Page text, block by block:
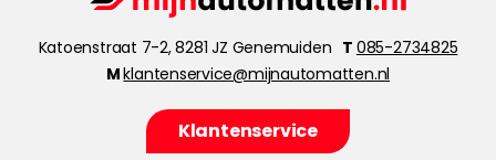
Katoenstraat 7-2, 8281 JZ Genemuiden T 085-2734825
Mklantenservice@mijnautomatten.nl
Klantenservice